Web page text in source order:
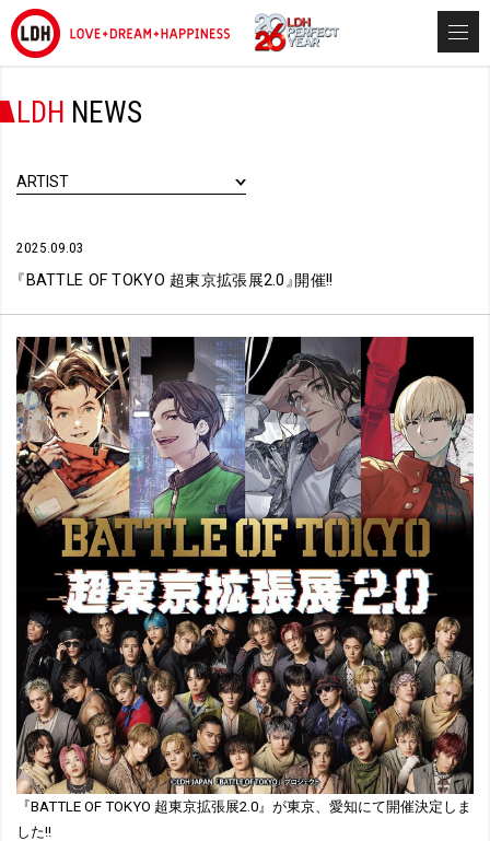
LDH NEWS
ARTIST
2025.09.03
『 BATTLE OF TOKYO 超東京拡張展2.0』開催!!
『BATTLE OF TOKYO 超東京拡張展2.0』が東京、愛知にて開催決定しま
した!!